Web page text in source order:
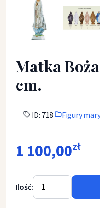
Matka
cm.
ID: 718 Figury
1 100,00zł
Ilość: